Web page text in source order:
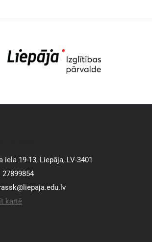
iela 19-13, Liepāja, LV-3401
27899854
kartē